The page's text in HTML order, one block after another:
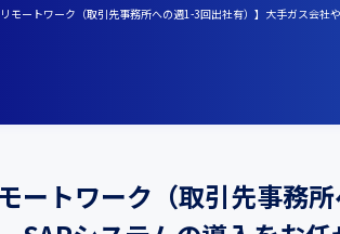
モートワーク（取引先事務所への週1-3回出社有）】大手ガス会
モートワーク（取引先事務